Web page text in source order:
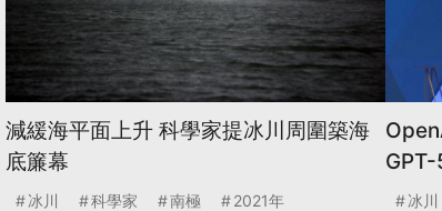
減緩海平面上升 科學家提冰川周圍築海
底簾幕
冰川 科學家 南極 2021年
GPT-
冰川